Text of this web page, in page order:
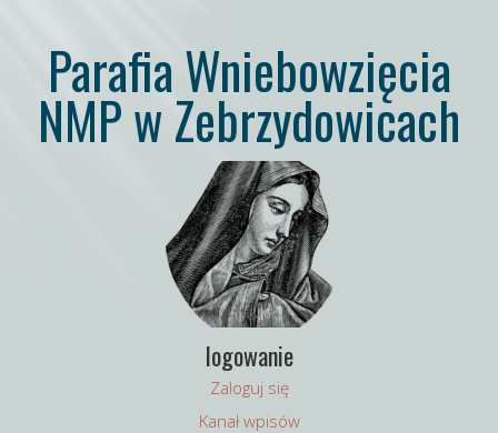
Parafia Wniebowzięcia
NMP w Zebrzydowicach
logowanie
Zaloguj się
Kanał wpisów